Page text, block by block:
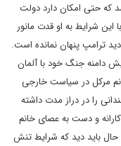
که حتی امکان دارد دولت
شرایط به او قدت مانور
ترامپ پنهان نمانده است.
دامنه جنگ خود با آلمان
مرکل در سیاست خارجی
را در دراز مدت داشته
و دست به عصای خانم
حال باید دید که شرایط تنش